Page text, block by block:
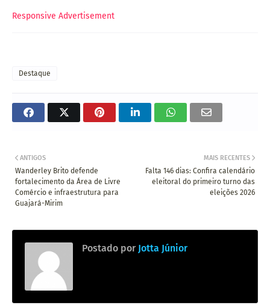
Responsive Advertisement
Destaque
MAIS RECENTES
Falta 146 dias: Confira calendário
eleitoral do primeiro turno das
eleições 2026
ANTIGOS
Wanderley Brito defende
fortalecimento da Área de Livre
Comércio e infraestrutura para
Guajará-Mirim
Postado por Jotta Júnior